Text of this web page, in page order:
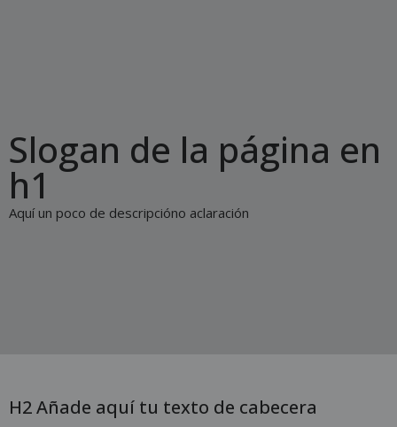
Slogan de la página en
h1
Aquí un poco de descripcióno aclaración
H2 Añade aquí tu texto de cabecera